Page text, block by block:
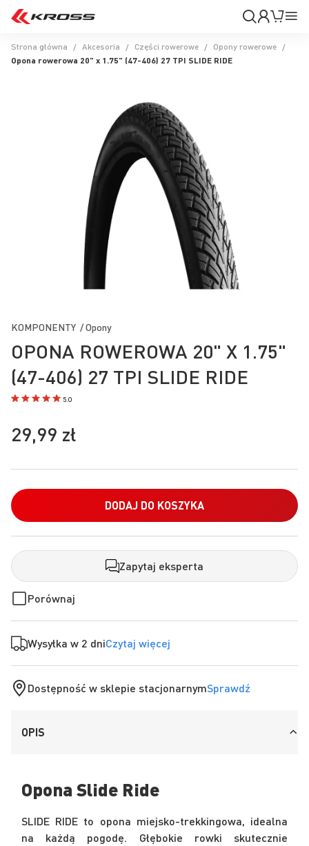
Mój
Moje
konto
Strona główna Akcesoria Części rowerowe
Opony rowerowe
Opona rowerowa 20" x 1.75" (47-406) 27 TPI SLIDE RIDE
na
początek
galerii
OPONA ROWEROWA 20" X 1.75"
(47-406) 27 TPI SLIDE RIDE
5.0
KOMPONENTY / Opony
DODAJ DO KOSZYKA
Zapytaj eksperta
Porównaj
29,99 zł
Wysyłka w 2 dniCzytaj więcej
Dostępność w sklepie stacjonarnymSprawdź
OPIS
Opona Slide Ride
SLIDE RIDE to opona miejsko-trekkingowa, idealna
na każdą pogodę. Głębokie rowki skutecznie